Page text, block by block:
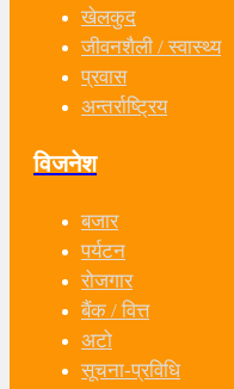
खेलकुद
जीवनशैली / स्वास्थ्य
प्रवास
अन्तर्राष्ट्रिय
विजनेश
बजार
पर्यटन
रोजगार
बैंक / वित्त
अटो
सूचना-प्रविधि